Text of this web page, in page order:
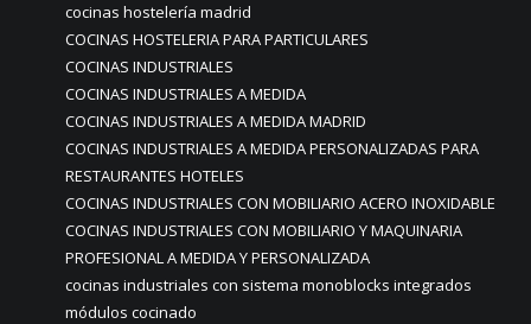
cocinas hostelería madrid
COCINAS HOSTELERIA PARA PARTICULARES
COCINAS INDUSTRIALES
COCINAS INDUSTRIALES A MEDIDA
COCINAS INDUSTRIALES A MEDIDA MADRID
COCINAS INDUSTRIALES A MEDIDA PERSONALIZADAS PARA
RESTAURANTES HOTELES
COCINAS INDUSTRIALES CON MOBILIARIO ACERO INOXIDABLE
COCINAS INDUSTRIALES CON MOBILIARIO Y MAQUINARIA
PROFESIONAL A MEDIDA Y PERSONALIZADA
cocinas industriales con sistema monoblocks integrados
módulos cocinado